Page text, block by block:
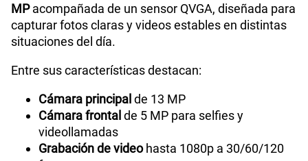
MPacompañada de un sensor QVGA, diseñada para
capturar fotos claras y videos estables en distintas
situaciones del día.
Entre sus características destacan:
Cámara principalde 13 MP
Cámara frontalde 5 MP para selfies y
videollamadas
Grabación de videohasta 1080p a 30/60/120